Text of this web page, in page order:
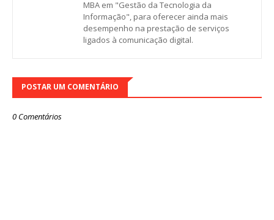
MBA em "Gestão da Tecnologia da
Informação", para oferecer ainda mais
desempenho na prestação de serviços
ligados à comunicação digital.
POSTAR UM COMENTÁRIO
0 Comentários